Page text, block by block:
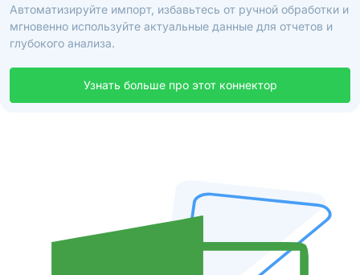
Автоматизируйте импорт, избавьтесь от ручной обработки и
мгновенно используйте актуальные данные для отчетов и
глубокого анализа.
Узнать больше про этот коннектор